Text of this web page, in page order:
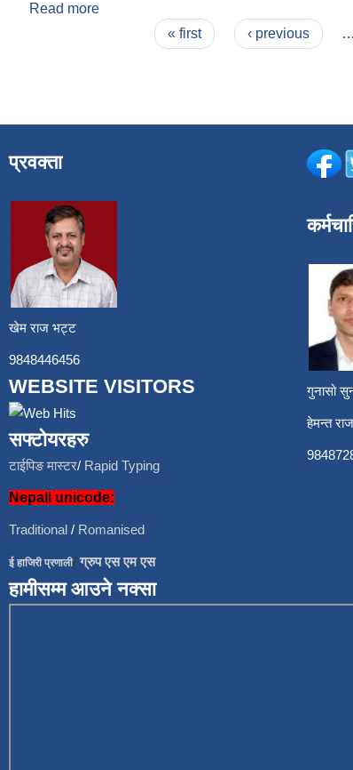
Read more
« first ‹ previous …
प्रवक्ता
खेम राज भट्ट
9848446456
WEBSITE VISITORS
सफ्टोयरहरु
टाईपिङ मास्टर/ Rapid Typing
Nepali unicode:
Traditional / Romanised
ई हाजिरी प्रणाली/ग्रुप एस एम एस
हामीसम्म आउने नक्सा
गुनासो
हेमन्त